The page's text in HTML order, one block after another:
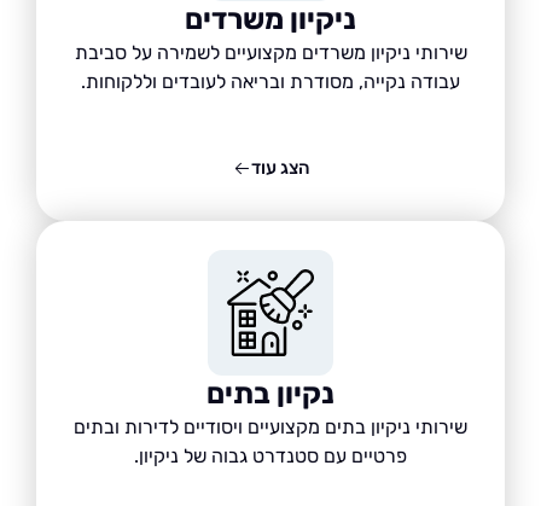
ניקיון משרדים
שירותי ניקיון משרדים מקצועיים לשמירה על סביבת
עבודה נקייה, מסודרת ובריאה לעובדים וללקוחות.
נקיון בתים
שירותי ניקיון בתים מקצועיים ויסודיים לדירות ובתים
פרטיים עם סטנדרט גבוה של ניקיון.